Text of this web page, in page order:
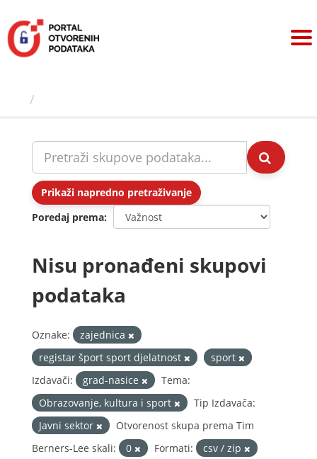
sadržaj
Prikaži napredno pretraživanje
Poredaj prema
Nisu pronađeni skupovi
podataka
Oznake:
zajednica
registar šport sport djelatnost
sport
Izdavači:
grad-nasice
Tema:
Obrazovanje, kultura i sport
Tip Izdavača:
Javni sektor
Otvorenost skupa prema Tim
Berners-Lee skali:
0 Formati:
csv / zip